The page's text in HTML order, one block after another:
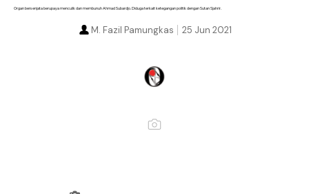
Organ bersenjata berupaya menculik dan membunuh Ahmad Subardjo. Diduga terkait ketegangan politik dengan Sutan Sjahrir.
25 Jun 2021
M. Fazil Pamungkas